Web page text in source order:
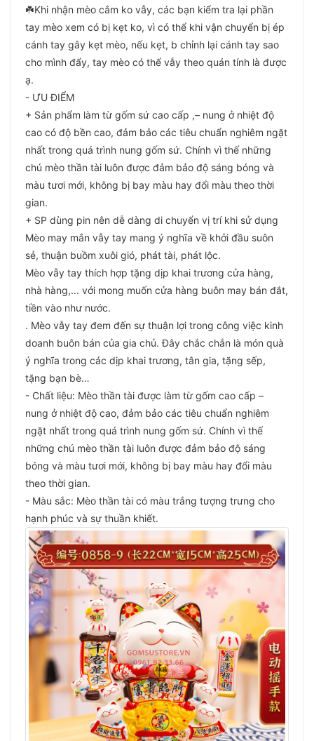
☘️Khi nhận mèo cắm ko vẫy, các bạn kiểm tra lại phần
tay mèo xem có bị kẹt ko, vì có thể khi vận chuyển bị ép
cánh tay gây kẹt mèo, nếu kẹt, b chỉnh lại cánh tay sao
cho mình đẩy, tay mèo có thể vẫy theo quán tính là được
ạ.
- ƯU ĐIỂM
+ Sản phẩm làm từ gốm sứ cao cấp ,– nung ở nhiệt độ
cao có độ bền cao, đảm bảo các tiêu chuẩn nghiêm ngặt
nhất trong quá trình nung gốm sứ. Chính vì thế những
chú mèo thần tài luôn được đảm bảo độ sáng bóng và
màu tươi mới, không bị bay màu hay đổi màu theo thời
gian.
+ SP dùng pin nên dễ dàng di chuyển vị trí khi sử dụng
Mèo may mắn vẫy tay mang ý nghĩa về khởi đầu suôn
sẻ, thuận buồm xuôi gió, phát tài, phát lộc.
Mèo vẫy tay thích hợp tặng dịp khai trương cửa hàng,
nhà hàng,... với mong muốn cửa hàng buôn may bán đắt,
tiền vào như nước.
. Mèo vẫy tay đem đến sự thuận lợi trong công việc kinh
doanh buôn bán của gia chủ. Đây chắc chắn là món quà
ý nghĩa trong các dịp khai trương, tân gia, tặng sếp,
tặng bạn bè…
- Chất liệu: Mèo thần tài được làm từ gốm cao cấp –
nung ở nhiệt độ cao, đảm bảo các tiêu chuẩn nghiêm
ngặt nhất trong quá trình nung gốm sứ. Chính vì thế
những chú mèo thần tài luôn được đảm bảo độ sáng
bóng và màu tươi mới, không bị bay màu hay đổi màu
theo thời gian.
- Màu sắc: Mèo thần tài có màu trắng tượng trưng cho
hạnh phúc và sự thuần khiết.